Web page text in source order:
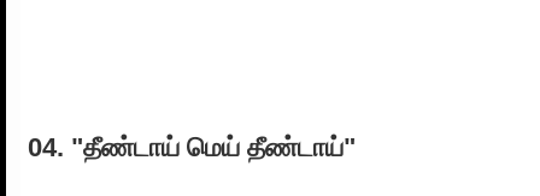
04. "தீண்டாய் மெய் தீண்டாய்"